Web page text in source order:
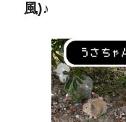
風)♪